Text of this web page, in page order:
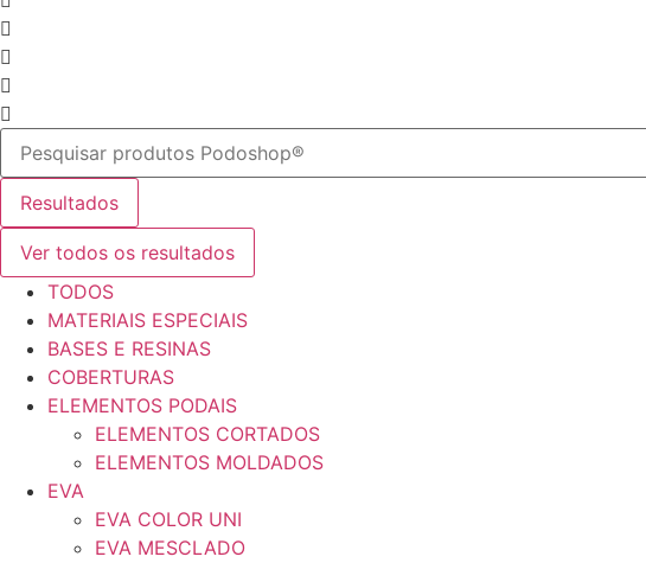
Resultados
Ver todos os resultados
TODOS
MATERIAIS ESPECIAIS
BASES E RESINAS
COBERTURAS
ELEMENTOS PODAIS
ELEMENTOS CORTADOS
ELEMENTOS MOLDADOS
EVA
EVA COLOR UNI
EVA MESCLADO